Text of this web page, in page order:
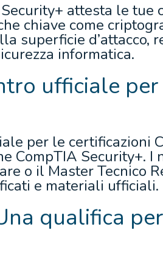
attesta le
chiave come
superficie d’attacco,
informatica.
ufficiale
per le certificazioni
CompTIA Security+.
o il Master Tecnico
e materiali ufficiali.
qualifica